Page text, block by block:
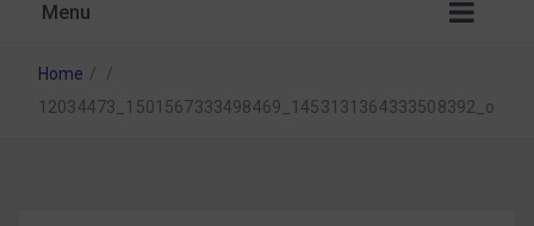
Menu
Home /
/
12034473_1501567333498469_1453131364333508392_o